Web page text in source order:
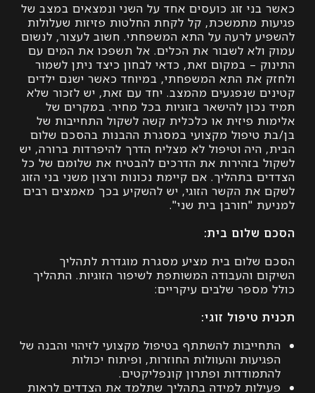
זוג כועסים אחד על השני ונמצאים במצב של
מתמשכת, קל לקחת החלטות פזיזות שעלולות
לרעה על התא המשפחתי. חשוב לעצור, לנשום
לשבור את הכלים. אל תשפכו את המים עם
– במקום זאת, כדאי לבחון כיצד ניתן לשמור
את התא המשפחתי, במיוחד כאשר ישנם ילדים
שנפגעים מהמצב. יחד עם זאת, יש לזכור שלא
להישאר בזוגיות בכל מחיר. במקרים של
פיזית או כלכלית קשה לשקול התחייבות של
טיפול מקצועי במסגרת ההבנות בהסכם שלום
וטיפול לא מצליח הדרך להיפרדות ברורה, יש
בזהירות את הדרכים להבטיח את שלומם של כל
בתהליך. אם קיימת נכונות ורצון משני בני הזוג
הקשר הזוגי, יש להשקיע בכך מאמצים רבים
"חורבן בית שני".
שלום בית:
בית מציע מסגרת מוגדרת לתהליך
והעבודה המשותפת לשיפור הזוגיות. התהליך
שלבים עיקריים:
טיפול זוגי:
להשתתף בטיפול מקצועי לזיהוי והבנה של
והעוולות החוזרות, ופיתוח יכולות
ופתרון קונפליקטים.
למידה בתהליך שתלמד את הצדדים לראות